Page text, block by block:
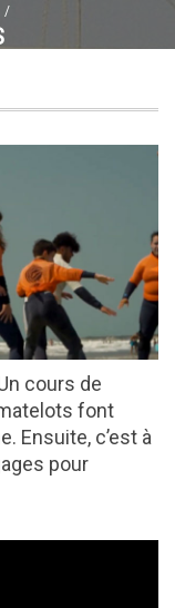
cours de
font
Ensuite, c’est à
pour